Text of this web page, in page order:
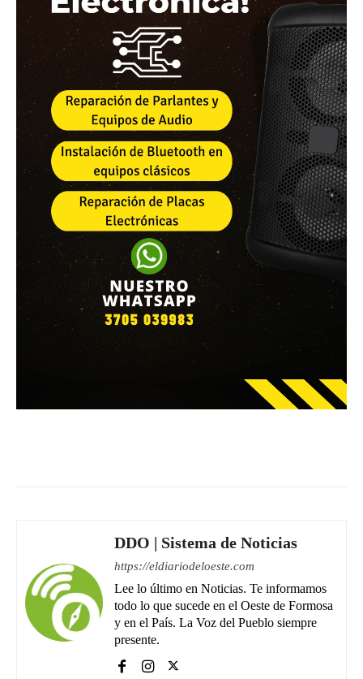
DDO | Sistema de Noticias
https://eldiariodeloeste.com
Lee lo último en Noticias. Te informamos
todo lo que sucede en el Oeste de Formosa
y en el País. La Voz del Pueblo siempre
presente.